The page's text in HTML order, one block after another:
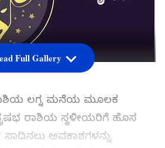
ಲಗ್ನ ಮನೆಯ ಮೂಲಕ
ವೃಷಭ ರಾಶಿಯ ಸ್ಥಳೀಯರಿಗೆ ಹೊಸ
ಅವಕಾಶಗಳನ್ನು
Full Gallery